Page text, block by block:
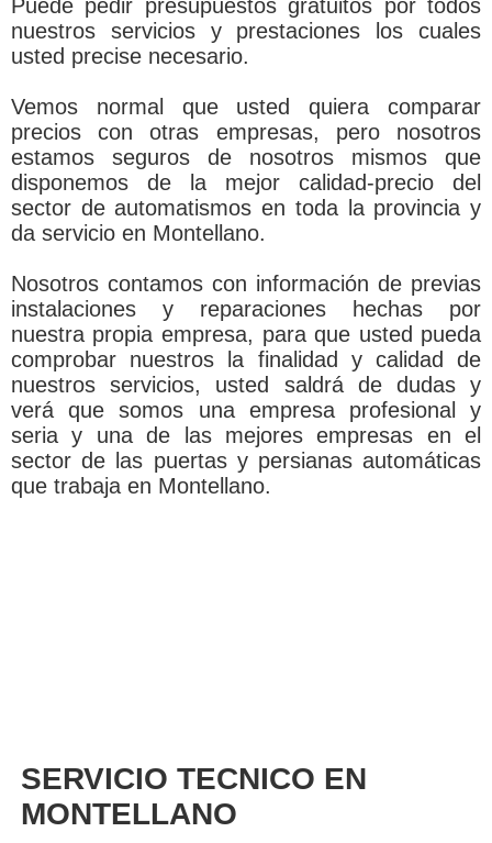
Puede pedir presupuestos gratuitos por todos
nuestros servicios y prestaciones los cuales
usted precise necesario.
Vemos normal que usted quiera comparar
precios con otras empresas, pero nosotros
estamos seguros de nosotros mismos que
disponemos de la mejor calidad-precio del
sector de automatismos en toda la provincia y
da servicio en Montellano.
Nosotros contamos con información de previas
instalaciones y reparaciones hechas por
nuestra propia empresa, para que usted pueda
comprobar nuestros la finalidad y calidad de
nuestros servicios, usted saldrá de dudas y
verá que somos una empresa profesional y
seria y una de las mejores empresas en el
sector de las puertas y persianas automáticas
que trabaja en Montellano.
SERVICIO TECNICO EN
MONTELLANO